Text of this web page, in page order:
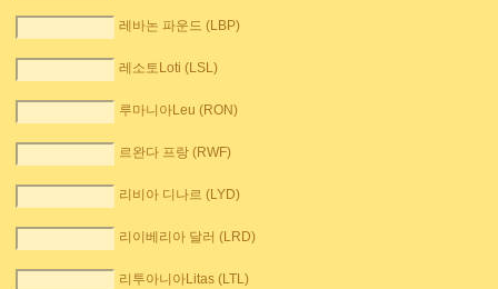
레바논 파운드 (LBP)
레소토Loti (LSL)
루마니아Leu (RON)
르완다 프랑 (RWF)
리비아 디나르 (LYD)
리이베리아 달러 (LRD)
리투아니아Litas (LTL)